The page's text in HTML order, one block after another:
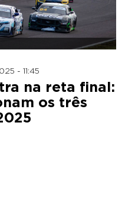
- 11:45
na reta final:
os três